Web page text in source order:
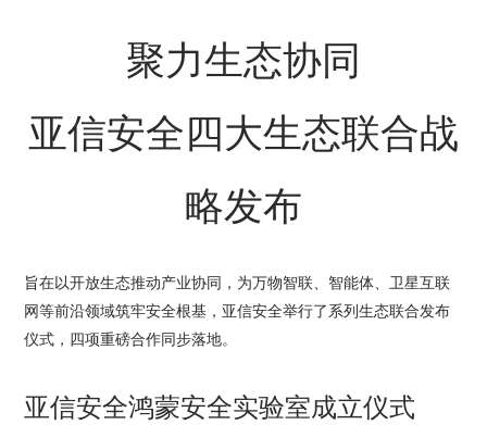
聚力生态协同
亚信安全四大生态联合战
略发布
旨在以开放生态推动产业协同，为万物智联、智能体、卫星互联
网等前沿领域筑牢安全根基，亚信安全举行了系列生态联合发布
仪式，四项重磅合作同步落地。
亚信安全鸿蒙安全实验室成立仪式